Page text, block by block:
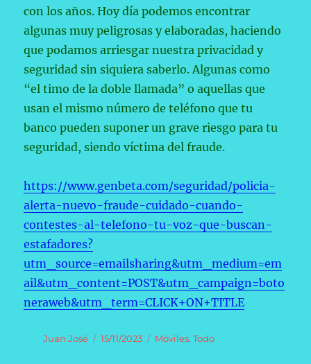
con los años. Hoy día podemos encontrar
algunas muy peligrosas y elaboradas, haciendo
que podamos arriesgar nuestra privacidad y
seguridad sin siquiera saberlo. Algunas como
“el timo de la doble llamada” o aquellas que
usan el mismo número de teléfono que tu
banco pueden suponer un grave riesgo para tu
seguridad, siendo víctima del fraude.
https://www.genbeta.com/seguridad/policia-
alerta-nuevo-fraude-cuidado-cuando-
contestes-al-telefono-tu-voz-que-buscan-
estafadores?
utm_source=emailsharing&utm_medium=em
ail&utm_content=POST&utm_campaign=boto
neraweb&utm_term=CLICK+ON+TITLE
Autor
Juan José
Publicado
15/11/2023 Categorías
Móviles,Todo